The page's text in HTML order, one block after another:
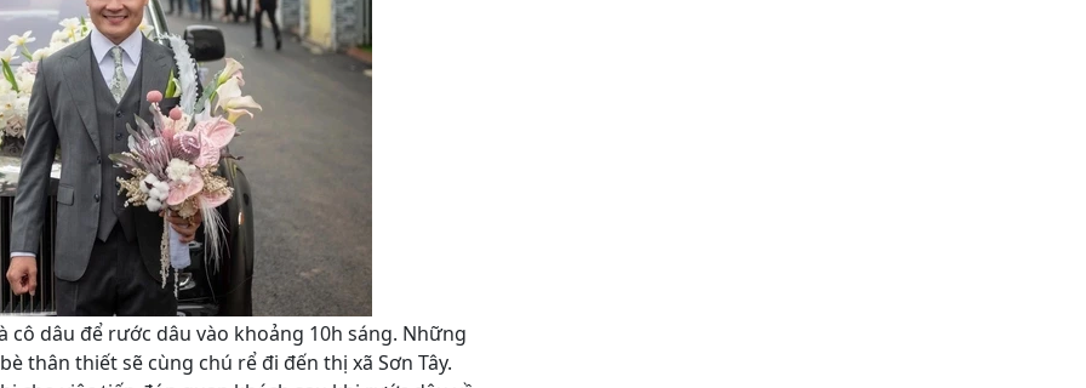
dâu để rước dâu vào khoảng 10h sáng. Những
thân thiết sẽ cùng chú rể đi đến thị xã Sơn Tây.